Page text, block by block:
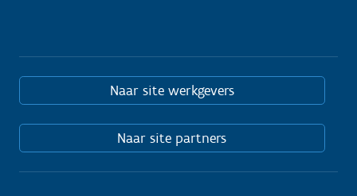
Naar site werkgevers
Naar site partners